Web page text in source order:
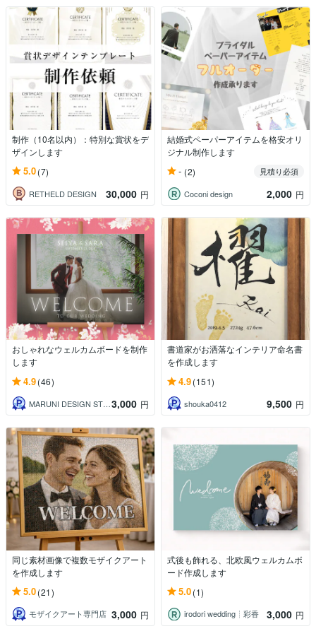
制作（10名以内）：特別な賞状をデ
ザインします
5.0(7)
RETHELD DESIGN 30,000 円
結婚式ペーパーアイテムを格安オリ
ジナル制作します
- (2)
見積り必須
Coconi design
2,000 円
おしゃれなウェルカムボードを制作
します
4.9(46)
MARUNI DESIGN STUDIO 3,000 円
書道家がお洒落なインテリア命名書
を作成します
4.9(151)
shouka0412 9,500 円
同じ素材画像で複数モザイクアート
を作成します
5.0(21)
モザイクアート専門店 3,000 円
式後も飾れる、北欧風ウェルカムボ
ード作成します
5.0(1)
irodori wedding┊︎彩香 3,000 円